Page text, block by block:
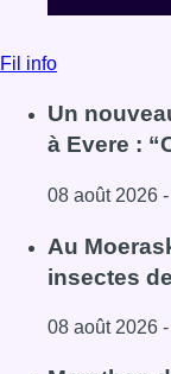
Fil info
Un
à Evere :
08 août 2026
Lire l'article
Au
insectes
08 août 2026